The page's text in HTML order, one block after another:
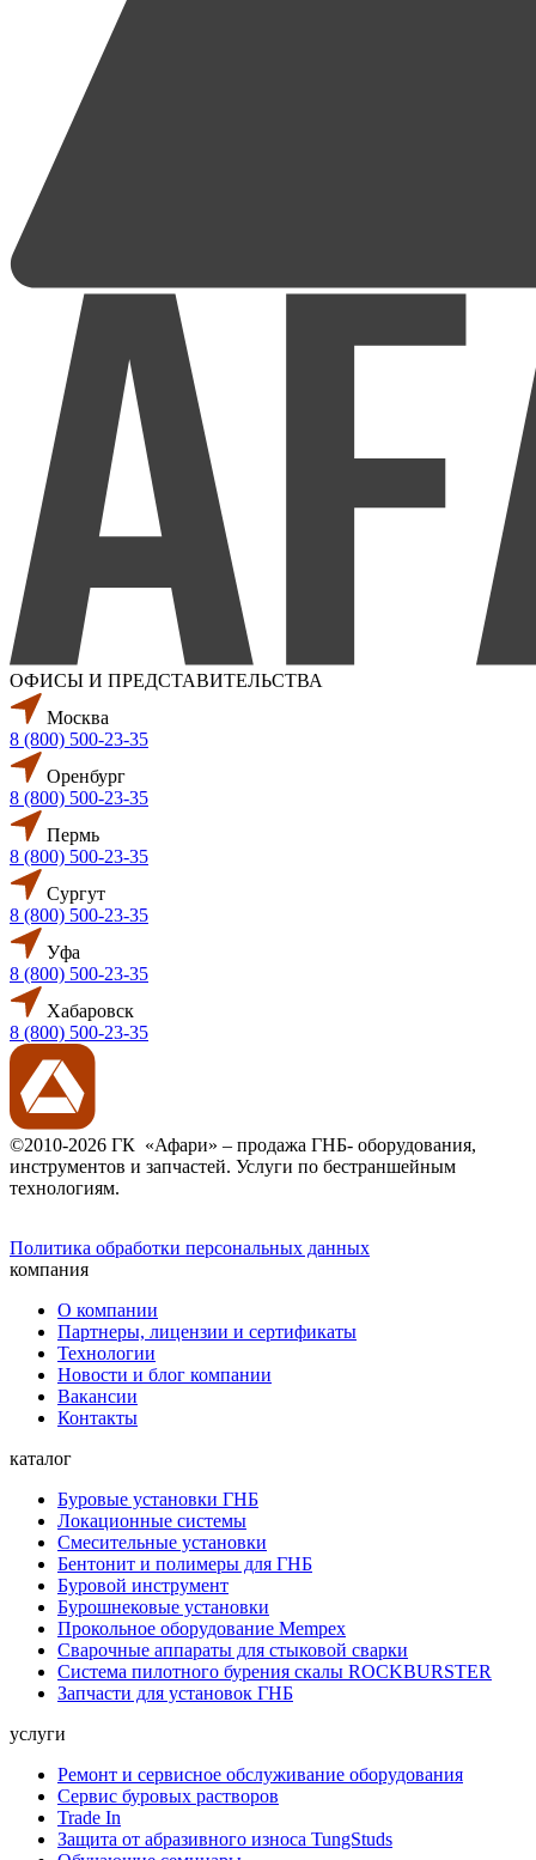
ОФИСЫ И ПРЕДСТАВИТЕЛЬСТВА
Москва
8 (800) 500-23-35
Оренбург
8 (800) 500-23-35
Пермь
8 (800) 500-23-35
Сургут
8 (800) 500-23-35
Уфа
8 (800) 500-23-35
Хабаровск
8 (800) 500-23-35
©2010-2026 ГК «Афари» – продажа ГНБ- оборудования,
инструментов и запчастей. Услуги по бестраншейным
технологиям.
Политика обработки персональных данных
компания
О компании
Партнеры, лицензии и сертификаты
Технологии
Новости и блог компании
Вакансии
Контакты
каталог
Буровые установки ГНБ
Локационные системы
Смесительные установки
Бентонит и полимеры для ГНБ
Буровой инструмент
Бурошнековые установки
Прокольное оборудование Mempex
Сварочные аппараты для стыковой сварки
Система пилотного бурения скалы ROCKBURSTER
Запчасти для установок ГНБ
услуги
Ремонт и сервисное обслуживание оборудования
Сервис буровых растворов
Trade In
Защита от абразивного износа TungStuds